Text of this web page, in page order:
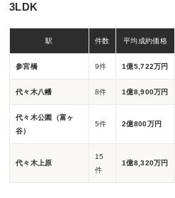
3LDK
駅 件数 平均成約価格
参宮橋 9件 1億5,722万円
代々木八幡 8件 1億8,900万円
代々木公園（富ヶ
谷）
5件 2億800万円
代々木上原
15
件
1億8,320万円